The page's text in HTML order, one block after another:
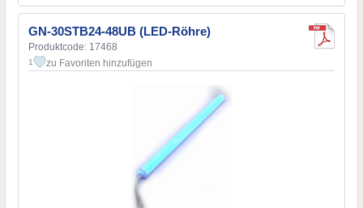
GN-30STB24-48UB (LED-Röhre)
Produktcode: 17468
1 zu Favoriten hinzufügen